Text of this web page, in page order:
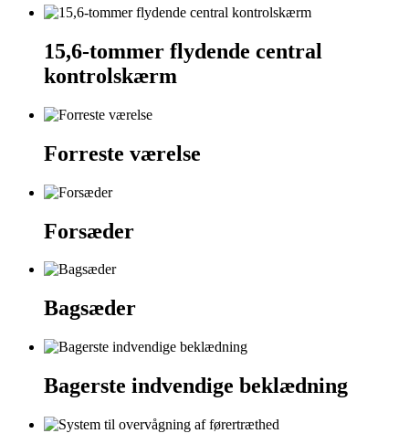
15,6-tommer flydende central
kontrolskærm
Forreste værelse
Forsæder
Bagsæder
Bagerste indvendige beklædning